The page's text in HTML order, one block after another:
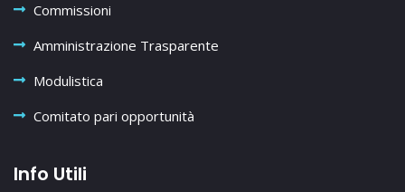
Commissioni
Amministrazione Trasparente
Modulistica
Comitato pari opportunità
Info Utili